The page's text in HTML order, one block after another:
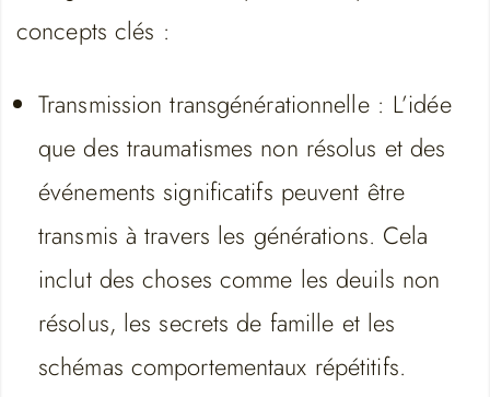
concepts clés :
Transmission transgénérationnelle : L’idée
que des traumatismes non résolus et des
événements significatifs peuvent être
transmis à travers les générations. Cela
inclut des choses comme les deuils non
résolus, les secrets de famille et les
schémas comportementaux répétitifs.